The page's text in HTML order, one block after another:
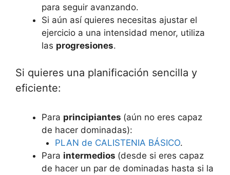
para seguir avanzando.
Si aún así quieres necesitas ajustar el
ejercicio a una intensidad menor, utiliza
las progresiones.
Si quieres una planificación sencilla y
eficiente:
Para principiantes (aún no eres capaz
de hacer dominadas):
PLAN de CALISTENIA BÁSICO.
Para intermedios (desde si eres capaz
de hacer un par de dominadas hasta si la